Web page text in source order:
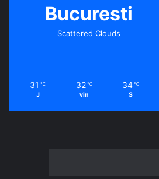
Bucuresti
Scattered Clouds
31 ℃
J
32 ℃
vin
34 ℃
S